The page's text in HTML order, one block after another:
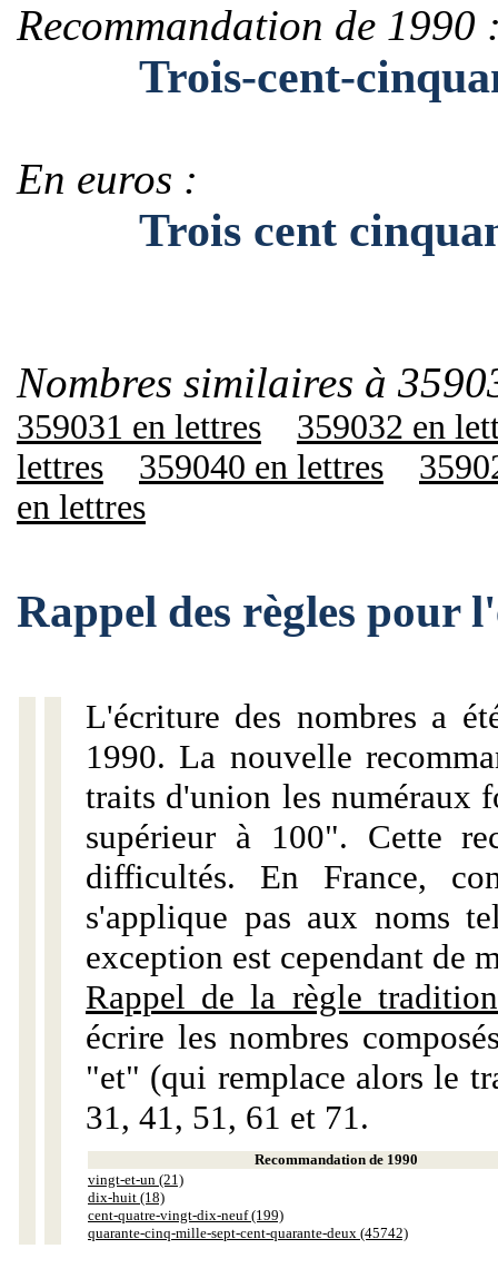
Recommandation de 1990
Trois-cent-
En euros :
Trois cent
Nombres similaires à
359031 en lettres
359032 en
lettres
359040 en lettres
en lettres
Rappel des règles pour
L'écriture des nombres a
1990. La nouvelle
traits d'union les numéraux
supérieur à 100". Cette
difficultés. En France,
s'applique pas aux noms
exception est cependant de
Rappel de la règle
écrire les nombres
"et" (qui remplace alors le
31, 41, 51, 61 et 71.
Recommandation de 1990
vingt-et-un (21)
dix-huit (18)
cent-quatre-vingt-dix-neuf (199)
quarante-cinq-mille-sept-cent-quarante-deux (45742)